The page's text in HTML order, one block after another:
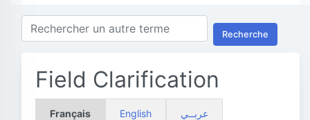
Recherche
Field Clarification
Français English عربــي